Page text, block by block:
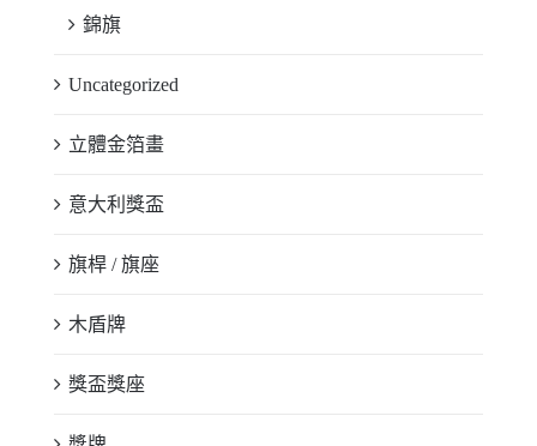
錦旗
Uncategorized
立體金箔畫
意大利獎盃
旗桿 / 旗座
木盾牌
獎盃獎座